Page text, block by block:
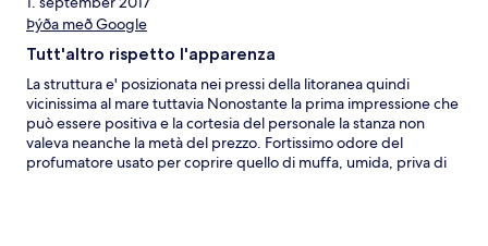
Þýða með Google
Tutt'altro rispetto l'apparenza
La struttura e' posizionata nei pressi della litoranea quindi
vicinissima al mare tuttavia Nonostante la prima impressione che
può essere positiva e la cortesia del personale la stanza non
valeva neanche la metà del prezzo. Fortissimo odore del
profumatore usato per coprire quello di muffa, umida, priva di